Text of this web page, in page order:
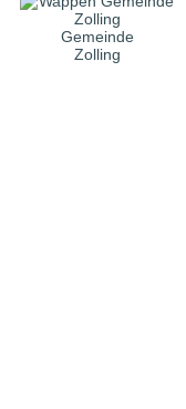
Gemeinde
Zolling